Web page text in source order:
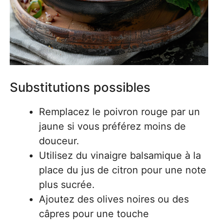
Substitutions possibles
Remplacez le poivron rouge par un
jaune si vous préférez moins de
douceur.
Utilisez du vinaigre balsamique à la
place du jus de citron pour une note
plus sucrée.
Ajoutez des olives noires ou des
câpres pour une touche